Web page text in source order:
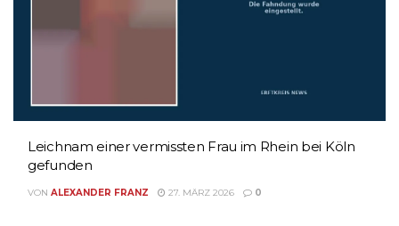
Leichnam einer vermissten Frau im Rhein bei Köln
gefunden
VON ALEXANDER FRANZ 27. MÄRZ 2026 0